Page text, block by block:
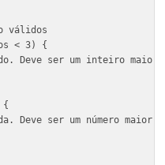
(raio) do polígono
dimensão (raio) do
cancelar o prompt